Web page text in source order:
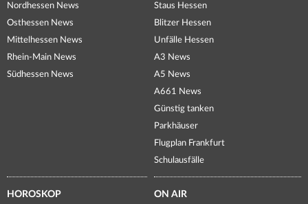
Nordhessen News
Osthessen News
Mittelhessen News
Rhein-Main News
Südhessen News
Staus Hessen
Blitzer Hessen
Unfälle Hessen
A3 News
A5 News
A661 News
Günstig tanken
Parkhäuser
Flugplan Frankfurt
Schulausfälle
HOROSKOP ON AIR